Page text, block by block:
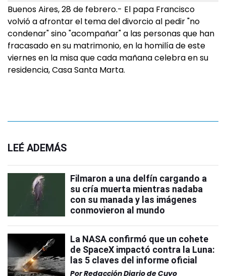
Buenos Aires, 28 de febrero.- El papa Francisco
volvió a afrontar el tema del divorcio al pedir "no
condenar" sino "acompañar" a las personas que han
fracasado en su matrimonio, en la homilía de este
viernes en la misa que cada mañana celebra en su
residencia, Casa Santa Marta.
LEÉ ADEMÁS
Filmaron a una delfín cargando a
su cría muerta mientras nadaba
con su manada y las imágenes
conmovieron al mundo
La NASA confirmó que un cohete
de SpaceX impactó contra la Luna:
las 5 claves del informe oficial
PorRedacción Diario de Cuyo